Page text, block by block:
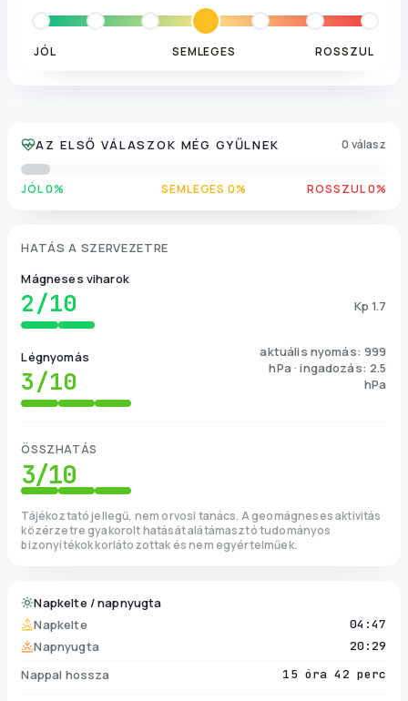
JÓL SEMLEGES ROSSZUL
AZ ELSŐ VÁLASZOK MÉG GYŰLNEK 0 válasz
JÓL 0% SEMLEGES 0% ROSSZUL 0%
HATÁS A SZERVEZETRE
Mágneses viharok
2/10 Kp 1.7
Légnyomás
3/10
aktuális nyomás: 999
hPa · ingadozás: 2.5
hPa
ÖSSZHATÁS
3/10
Tájékoztató jellegű, nem orvosi tanács. A geomágneses aktivitás
közérzetre gyakorolt hatását alátámasztó tudományos
bizonyítékok korlátozottak és nem egyértelműek.
Napkelte / napnyugta
Napkelte
04:47
Napnyugta 20:29
Nappal hossza 15 óra 42 perc